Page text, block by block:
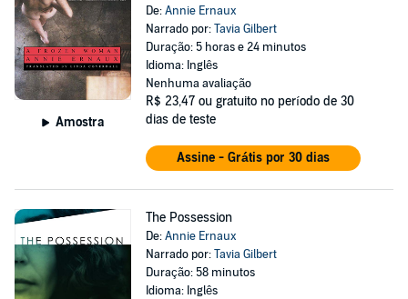
Amostra
De:Annie Ernaux
Narrado por:Tavia Gilbert
Duração: 5 horas e 24 minutos
Idioma: Inglês
Nenhuma avaliação
R$ 23,47 ou gratuito no período de 30
dias de teste
Assine - Grátis por 30 dias
The Possession
De:Annie Ernaux
Narrado por:Tavia Gilbert
Duração: 58 minutos
Idioma: Inglês